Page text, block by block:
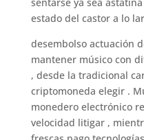
estado del castor a lo
desembolso actuación
mantener músico con
, desde la tradicional
criptomoneda elegir .
monedero electrónico
velocidad litigar ,